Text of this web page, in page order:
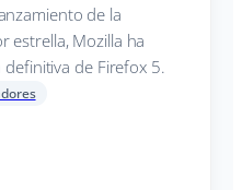
de la
estrella, Mozilla ha
de Firefox 5.